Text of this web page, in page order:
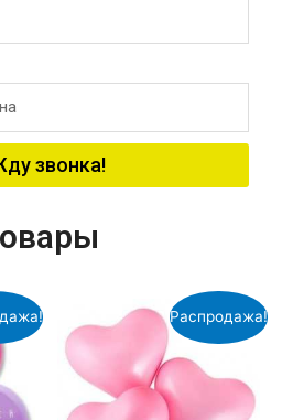
звонка!
Распродажа!